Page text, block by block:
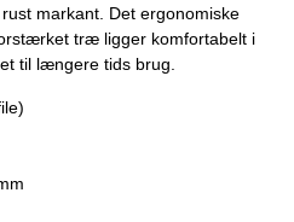
markant. Det ergonomiske
træ ligger komfortabelt i
til længere tids brug.